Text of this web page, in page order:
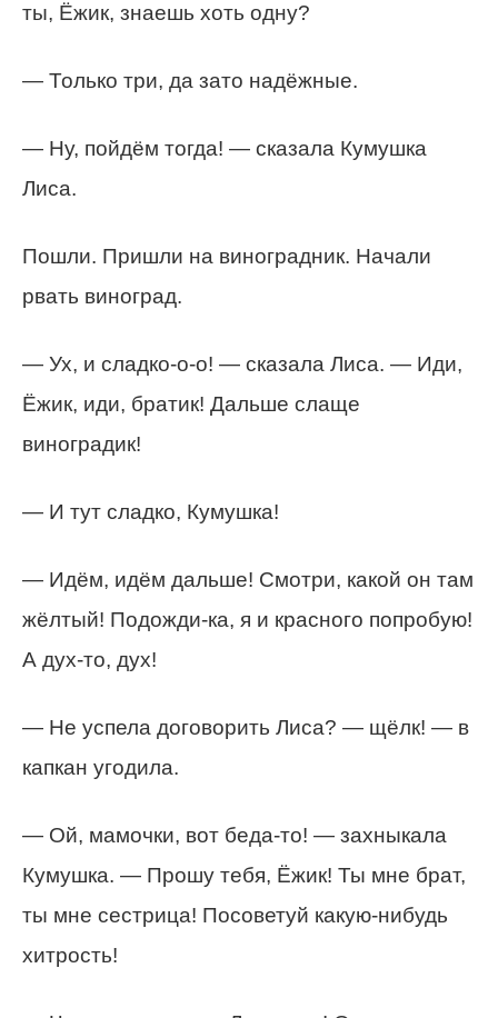
ты, Ёжик, знаешь хоть одну?
— Только три, да зато надёжные.
— Ну, пойдём тогда! — сказала Кумушка
Лиса.
Пошли. Пришли на виноградник. Начали
рвать виноград.
— Ух, и сладко-о-о! — сказала Лиса. — Иди,
Ёжик, иди, братик! Дальше слаще
виноградик!
— И тут сладко, Кумушка!
— Идём, идём дальше! Смотри, какой он там
жёлтый! Подожди-ка, я и красного попробую!
А дух-то, дух!
— Не успела договорить Лиса? — щёлк! — в
капкан угодила.
— Ой, мамочки, вот беда-то! — захныкала
Кумушка. — Прошу тебя, Ёжик! Ты мне брат,
ты мне сестрица! Посоветуй какую-нибудь
хитрость!